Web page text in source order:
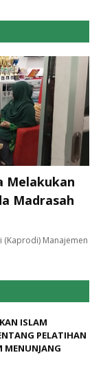
Melakukan
Madrasah
(Kaprodi) Manajemen
ISLAM
PELATIHAN
MENUNJANG